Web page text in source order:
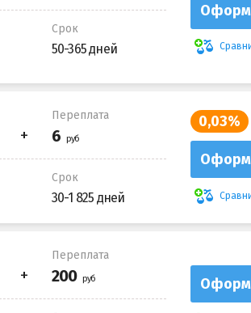
Срок
50-365 дней
Переплата
Срок
30-1 825 дней
0,03%
Переплата